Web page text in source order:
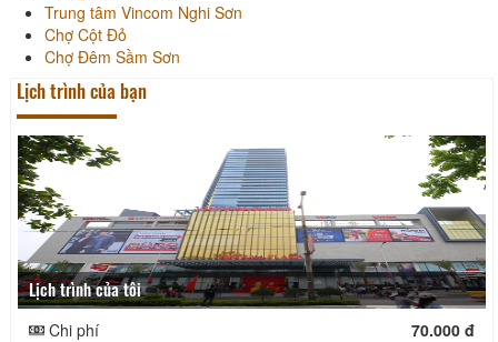
Trung tâm Vincom Nghi Sơn
Chợ Cột Đỏ
Chợ Đêm Sầm Sơn
Lịch trình của bạn
Lịch trình của tôi
Chi phí
70.000 đ